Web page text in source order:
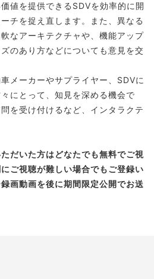
値を提供できるSDVを効率的に開
チを捉え直します。また、異なる
なアーキテクチャや、機能アップ
のあり方などについても意見を交
メーカーやサプライヤー、SDVに
にとって、知見を深める機会で
を受け付けるなど、インタラクテ
だいた方はどなたでも無料でご視
ご視聴が難しい場合でもご登録い
画動画を後に期間限定公開でお送